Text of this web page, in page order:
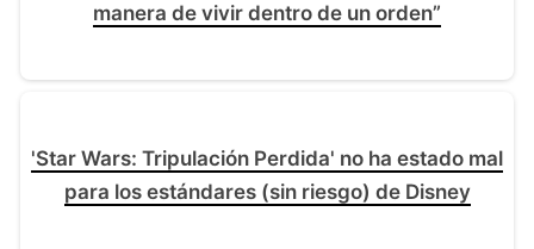
manera de vivir dentro de un orden”
'Star Wars: Tripulación Perdida' no ha estado mal
para los estándares (sin riesgo) de Disney